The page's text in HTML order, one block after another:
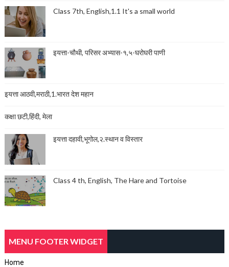
Class 7th, English,1.1 It's a small world
इयत्ता-चौथी, परिसर अभ्यास-१,५-घरोघरी पाणी
इयत्ता आठवी,मराठी,1.भारत देश महान
कक्षा छटी,हिंदी, मेला
इयत्ता दहावी,भूगोल,२.स्थान व विस्तार
Class 4 th, English, The Hare and Tortoise
MENU FOOTER WIDGET
Home